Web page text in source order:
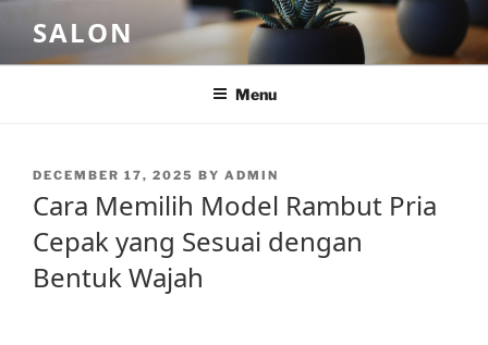
content
SALON
Menu
POSTED
DECEMBER 17, 2025 BY ADMIN
Cara Memilih Model Rambut Pria
Cepak yang Sesuai dengan
Bentuk Wajah